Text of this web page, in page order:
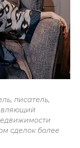
писатель,
сделок более